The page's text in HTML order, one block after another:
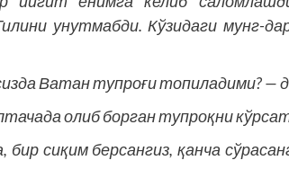
унутмабди. Кўзидаги мунг-
Ватан тупроғи топиладими? —
олиб борган тупроқни
бир сиқим берсангиз, қанча